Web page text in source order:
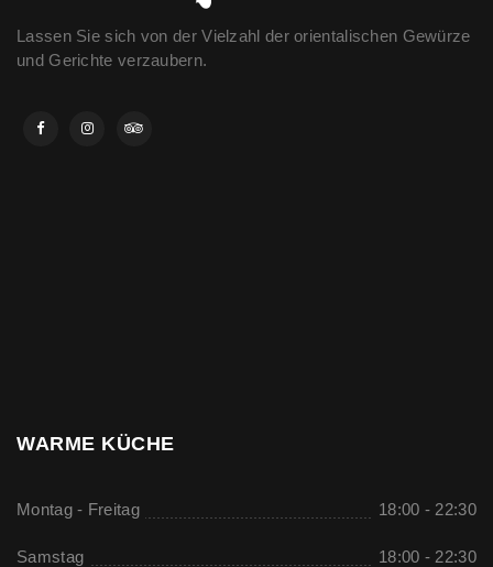
Lassen Sie sich von der Vielzahl der orientalischen Gewürze
und Gerichte verzaubern.
WARME KÜCHE
Montag - Freitag 18:00 - 22:30
Samstag 18:00 - 22:30